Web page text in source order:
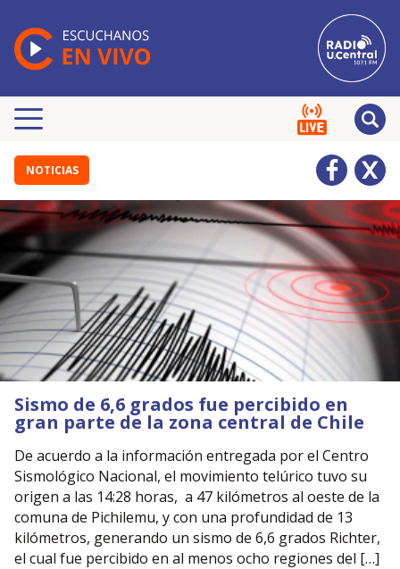
NOTICIAS
Sismo de 6,6 grados fue percibido en
gran parte de la zona central de Chile
De acuerdo a la información entregada por el Centro
Sismológico Nacional, el movimiento telúrico tuvo su
origen a las 14:28 horas, a 47 kilómetros al oeste de la
comuna de Pichilemu, y con una profundidad de 13
kilómetros, generando un sismo de 6,6 grados Richter,
el cual fue percibido en al menos ocho regiones del […]